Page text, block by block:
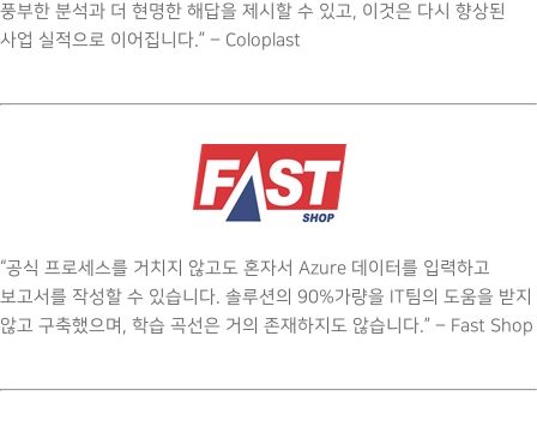
풍부한 분석과 더 현명한 해답을 제시할 수 있고, 이것은 다시 향상된
사업 실적으로 이어집니다.” – Coloplast
“공식 프로세스를 거치지 않고도 혼자서 Azure 데이터를 입력하고
보고서를 작성할 수 있습니다. 솔루션의 90%가량을 IT팀의 도움을 받지
않고 구축했으며, 학습 곡선은 거의 존재하지도 않습니다.” – Fast Shop